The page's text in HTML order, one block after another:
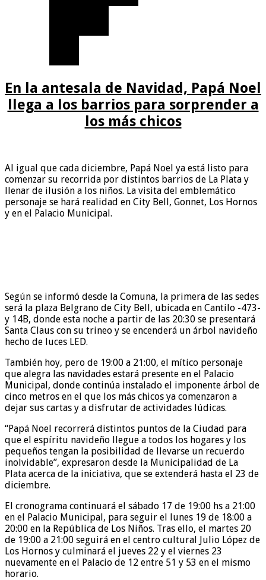
En la antesala de Navidad, Papá Noel
llega a los barrios para sorprender a
los más chicos
Al igual que cada diciembre, Papá Noel ya está listo para
comenzar su recorrida por distintos barrios de La Plata y
llenar de ilusión a los niños. La visita del emblemático
personaje se hará realidad en City Bell, Gonnet, Los Hornos
y en el Palacio Municipal.
Según se informó desde la Comuna, la primera de las sedes
será la plaza Belgrano de City Bell, ubicada en Cantilo -473-
y 14B, donde esta noche a partir de las 20:30 se presentará
Santa Claus con su trineo y se encenderá un árbol navideño
hecho de luces LED.
También hoy, pero de 19:00 a 21:00, el mítico personaje
que alegra las navidades estará presente en el Palacio
Municipal, donde continúa instalado el imponente árbol de
cinco metros en el que los más chicos ya comenzaron a
dejar sus cartas y a disfrutar de actividades lúdicas.
“Papá Noel recorrerá distintos puntos de la Ciudad para
que el espíritu navideño llegue a todos los hogares y los
pequeños tengan la posibilidad de llevarse un recuerdo
inolvidable”, expresaron desde la Municipalidad de La
Plata acerca de la iniciativa, que se extenderá hasta el 23 de
diciembre.
El cronograma continuará el sábado 17 de 19:00 hs a 21:00
en el Palacio Municipal, para seguir el lunes 19 de 18:00 a
20:00 en la República de Los Niños. Tras ello, el martes 20
de 19:00 a 21:00 seguirá en el centro cultural Julio López de
Los Hornos y culminará el jueves 22 y el viernes 23
nuevamente en el Palacio de 12 entre 51 y 53 en el mismo
horario.